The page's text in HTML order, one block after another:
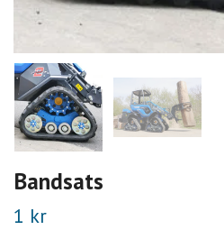
Bandsats
1 kr